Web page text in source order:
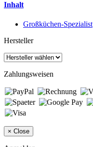
Inhalt
Großküchen-Spezialist
Hersteller
Zahlungsweisen
× Close